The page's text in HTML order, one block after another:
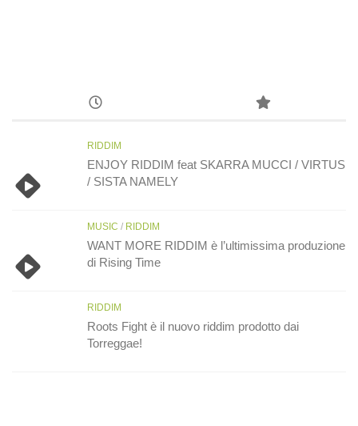
RIDDIM
ENJOY RIDDIM feat SKARRA MUCCI / VIRTUS
/ SISTA NAMELY
MUSIC / RIDDIM
WANT MORE RIDDIM è l’ultimissima produzione
di Rising Time
RIDDIM
Roots Fight è il nuovo riddim prodotto dai
Torreggae!